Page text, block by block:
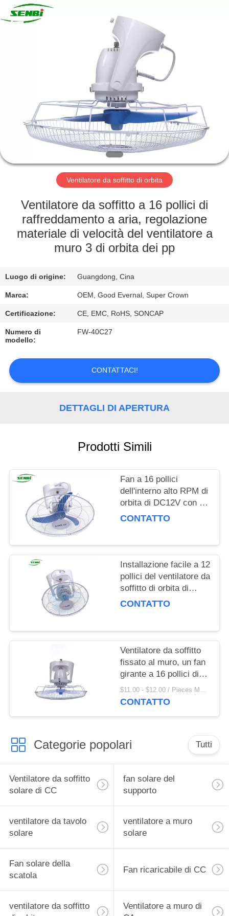
CIRCA
GIRO
FABBRICA
CONTROLLO
CONTATTICI
RICHIEDA
UNA
CITAZIONE
solare
CC
Ventilatore da soffitto di orbita
Ventilatore da soffitto a 16 pollici di
raffreddamento a aria, regolazione
materiale di velocità del ventilatore a
muro 3 di orbita dei pp
Luogo di origine: Guangdong, Cina
Marca: OEM, Good Evernal, Super Crown
Certificazione: CE, EMC, RoHS, SONCAP
Numero di
modello:
FW-40C27
CONTATTACI!
DETTAGLI DI APERTURA
Prodotti Simili
Fan a 16 pollici
dell'interno alto RPM di
orbita di DC12V con un
grado di 360
CONTATTO
Installazione facile a 12
pollici del ventilatore da
soffitto di orbita di
rendimento elevato per
CONTATTO
Ventilatore da soffitto
fissato al muro, un fan
girante a 16 pollici di
orbita di AC220V da
360 gradi
$11.00 - $12.00 / Pieces MOQ:500 Piece / Pieces
CONTATTO
Categorie popolari Tutti
Ventilatore da soffitto
solare di CC
fan solare del
supporto
ventilatore da tavolo
solare
ventilatore a muro
solare
Fan solare della
scatola
Fan ricaricabile di CC
ventilatore da soffitto
Ventilatore a muro di